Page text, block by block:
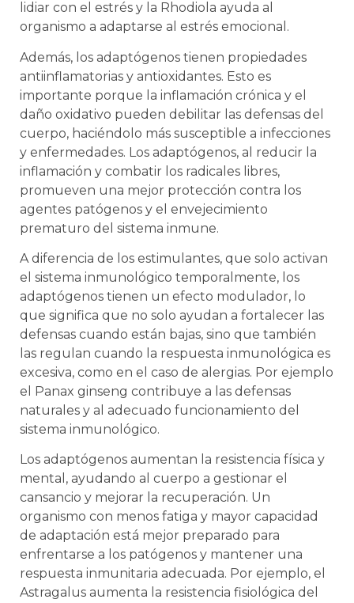
lidiar con el estrés y la Rhodiola ayuda al
organismo a adaptarse al estrés emocional.
Además, los adaptógenos tienen propiedades
antiinflamatorias y antioxidantes. Esto es
importante porque la inflamación crónica y el
daño oxidativo pueden debilitar las defensas del
cuerpo, haciéndolo más susceptible a infecciones
y enfermedades. Los adaptógenos, al reducir la
inflamación y combatir los radicales libres,
promueven una mejor protección contra los
agentes patógenos y el envejecimiento
prematuro del sistema inmune.
A diferencia de los estimulantes, que solo activan
el sistema inmunológico temporalmente, los
adaptógenos tienen un efecto modulador, lo
que significa que no solo ayudan a fortalecer las
defensas cuando están bajas, sino que también
las regulan cuando la respuesta inmunológica es
excesiva, como en el caso de alergias. Por ejemplo
el Panax ginseng contribuye a las defensas
naturales y al adecuado funcionamiento del
sistema inmunológico.
Los adaptógenos aumentan la resistencia física y
mental, ayudando al cuerpo a gestionar el
cansancio y mejorar la recuperación. Un
organismo con menos fatiga y mayor capacidad
de adaptación está mejor preparado para
enfrentarse a los patógenos y mantener una
respuesta inmunitaria adecuada. Por ejemplo, el
Astragalus aumenta la resistencia fisiológica del